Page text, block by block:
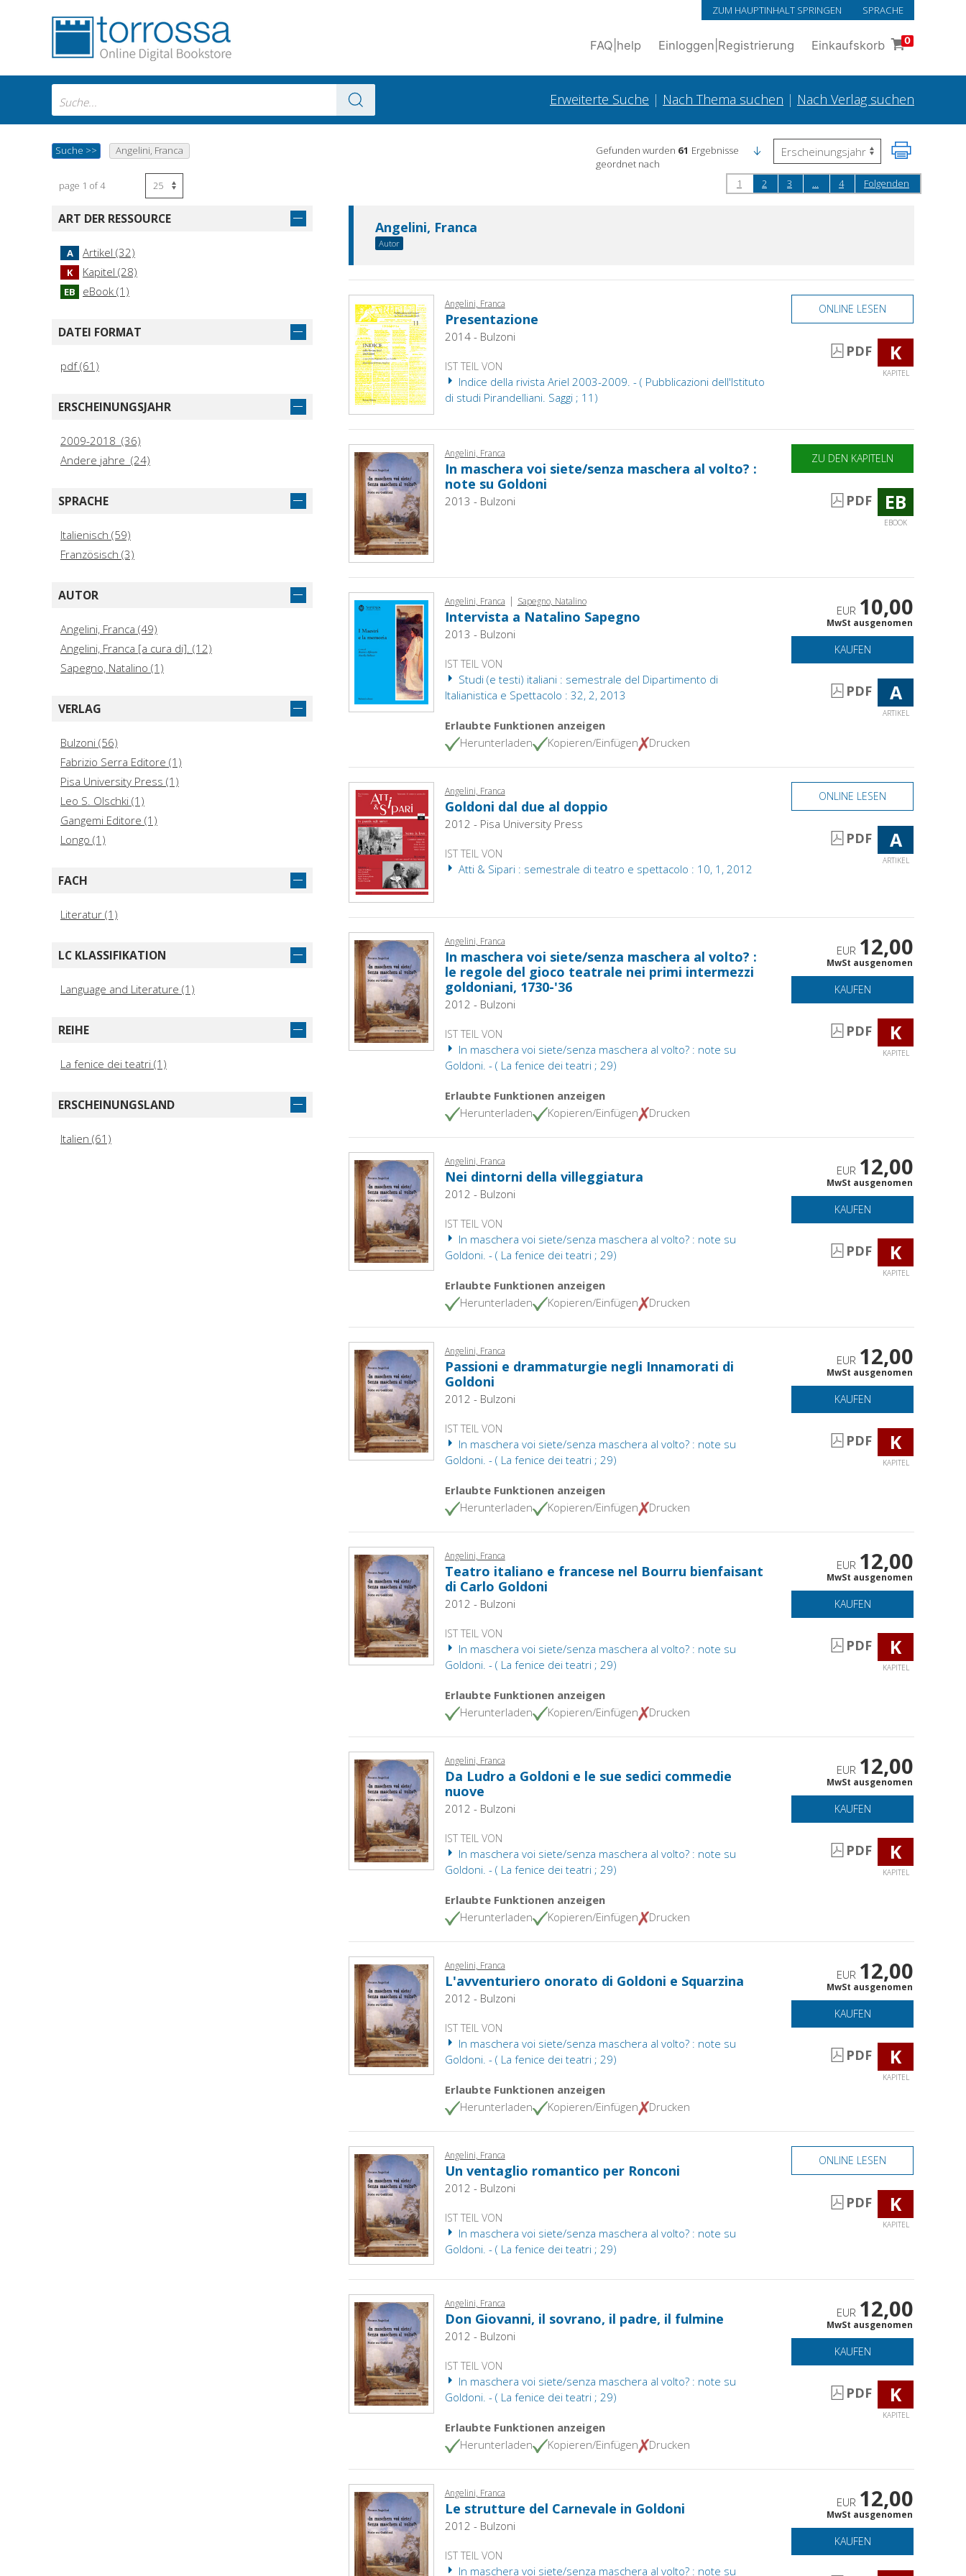
ZUM HAUPTINHALT SPRINGEN SPRACHE
FAQ help Einloggen Registrierung Einkaufskorb 0
Erweiterte Suche | Nach Thema suchen | Nach Verlag suchen
Suche >> Angelini, Franca Gefunden wurden 61 Ergebnisse
geordnet nach
page 1 of 4
1 2 3 ... 4 Folgenden
ART DER RESSOURCE
A Artikel (32)
K Kapitel (28)
EB eBook (1)
DATEI FORMAT
pdf (61)
ERSCHEINUNGSJAHR
2009-2018 (36)
Andere jahre (24)
SPRACHE
Italienisch (59)
Französisch (3)
AUTOR
Angelini, Franca (49)
Angelini, Franca [a cura di]. (12)
Sapegno, Natalino (1)
VERLAG
Bulzoni (56)
Fabrizio Serra Editore (1)
Pisa University Press (1)
Leo S. Olschki (1)
Gangemi Editore (1)
Longo (1)
FACH
Literatur (1)
LC KLASSIFIKATION
Language and Literature (1)
REIHE
La fenice dei teatri (1)
ERSCHEINUNGSLAND
Italien (61)
Angelini, Franca
Autor
Angelini, Franca
Presentazione
2014 - Bulzoni
IST TEIL VON
Indice della rivista Ariel 2003-2009. - ( Pubblicazioni dell'Istituto
di studi Pirandelliani. Saggi ; 11)
ONLINE LESEN
PDF K
KAPITEL
Angelini, Franca
In maschera voi siete/senza maschera al volto? :
note su Goldoni
2013 - Bulzoni
ZU DEN KAPITELN
PDF EB
EBOOK
Angelini, Franca | Sapegno, Natalino
Intervista a Natalino Sapegno
2013 - Bulzoni
IST TEIL VON
Studi (e testi) italiani : semestrale del Dipartimento di
Italianistica e Spettacolo : 32, 2, 2013
Erlaubte Funktionen anzeigen
Herunterladen
Kopieren/Einfügen Drucken
EUR 10,00
MwSt ausgenomen
KAUFEN
PDF A
ARTIKEL
Angelini, Franca
Goldoni dal due al doppio
2012 - Pisa University Press
IST TEIL VON
Atti & Sipari : semestrale di teatro e spettacolo : 10, 1, 2012
ONLINE LESEN
PDF A
ARTIKEL
Angelini, Franca
In maschera voi siete/senza maschera al volto? :
le regole del gioco teatrale nei primi intermezzi
goldoniani, 1730-'36
2012 - Bulzoni
IST TEIL VON
In maschera voi siete/senza maschera al volto? : note su
Goldoni. - ( La fenice dei teatri ; 29)
Erlaubte Funktionen anzeigen
Herunterladen
Kopieren/Einfügen Drucken
EUR 12,00
MwSt ausgenomen
KAUFEN
PDF K
KAPITEL
Angelini, Franca
Nei dintorni della villeggiatura
2012 - Bulzoni
IST TEIL VON
In maschera voi siete/senza maschera al volto? : note su
Goldoni. - ( La fenice dei teatri ; 29)
Erlaubte Funktionen anzeigen
Herunterladen
Kopieren/Einfügen Drucken
EUR 12,00
MwSt ausgenomen
KAUFEN
PDF K
KAPITEL
Angelini, Franca
Passioni e drammaturgie negli Innamorati di
Goldoni
2012 - Bulzoni
IST TEIL VON
In maschera voi siete/senza maschera al volto? : note su
Goldoni. - ( La fenice dei teatri ; 29)
Erlaubte Funktionen anzeigen
Herunterladen
Kopieren/Einfügen Drucken
EUR 12,00
MwSt ausgenomen
KAUFEN
PDF K
KAPITEL
Angelini, Franca
Teatro italiano e francese nel Bourru bienfaisant
di Carlo Goldoni
2012 - Bulzoni
IST TEIL VON
In maschera voi siete/senza maschera al volto? : note su
Goldoni. - ( La fenice dei teatri ; 29)
Erlaubte Funktionen anzeigen
Herunterladen
Kopieren/Einfügen Drucken
EUR 12,00
MwSt ausgenomen
KAUFEN
PDF K
KAPITEL
Angelini, Franca
Da Ludro a Goldoni e le sue sedici commedie
nuove
2012 - Bulzoni
IST TEIL VON
In maschera voi siete/senza maschera al volto? : note su
Goldoni. - ( La fenice dei teatri ; 29)
Erlaubte Funktionen anzeigen
Herunterladen
Kopieren/Einfügen Drucken
EUR 12,00
MwSt ausgenomen
KAUFEN
PDF K
KAPITEL
Angelini, Franca
L'avventuriero onorato di Goldoni e Squarzina
2012 - Bulzoni
IST TEIL VON
In maschera voi siete/senza maschera al volto? : note su
Goldoni. - ( La fenice dei teatri ; 29)
Erlaubte Funktionen anzeigen
Herunterladen
Kopieren/Einfügen Drucken
EUR 12,00
MwSt ausgenomen
KAUFEN
PDF K
KAPITEL
Angelini, Franca
Un ventaglio romantico per Ronconi
2012 - Bulzoni
IST TEIL VON
In maschera voi siete/senza maschera al volto? : note su
Goldoni. - ( La fenice dei teatri ; 29)
ONLINE LESEN
PDF K
KAPITEL
Angelini, Franca
Don Giovanni, il sovrano, il padre, il fulmine
2012 - Bulzoni
IST TEIL VON
In maschera voi siete/senza maschera al volto? : note su
Goldoni. - ( La fenice dei teatri ; 29)
Erlaubte Funktionen anzeigen
Herunterladen
Kopieren/Einfügen Drucken
EUR 12,00
MwSt ausgenomen
KAUFEN
PDF K
KAPITEL
Angelini, Franca
Le strutture del Carnevale in Goldoni
2012 - Bulzoni
IST TEIL VON
In maschera voi siete/senza maschera al volto? : note su
EUR 12,00
MwSt ausgenomen
KAUFEN